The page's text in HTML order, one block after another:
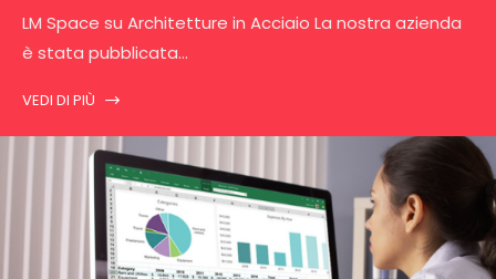
LM Space su Architetture in Acciaio La nostra azienda
è stata pubblicata...
VEDI DI PIÙ